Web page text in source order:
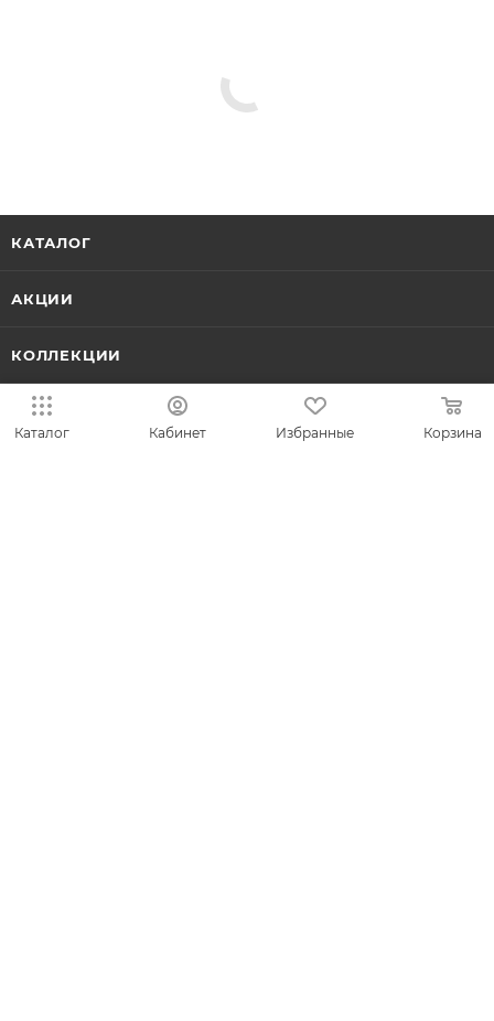
Серьги, замок конго
Серьги с изумрудами
Серьги с танзанитами
Каталог Кабинет Избранные Корзина